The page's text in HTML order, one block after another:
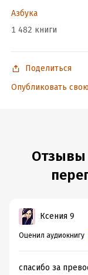
Азбука
1 482 книги
Поделиться
Опубликовать
Отзывы
Ксения 9
Оценил аудиокнигу
спасибо за